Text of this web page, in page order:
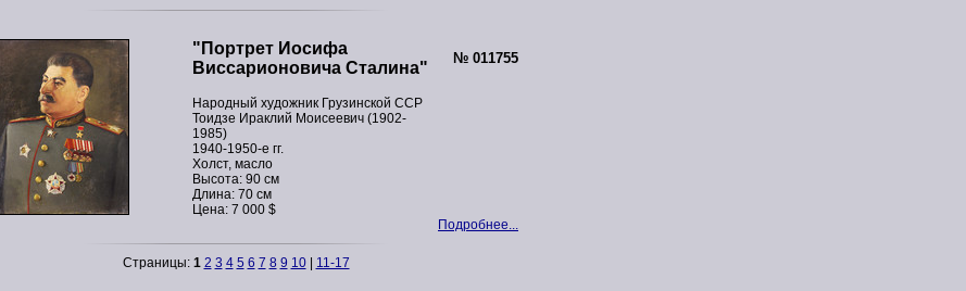
"Портрет Иосифа
Виссарионовича Сталина"
№ 011755
Народный художник Грузинской ССР
Тоидзе Ираклий Моисеевич (1902-
1985)
1940-1950-е гг.
Холст, масло
Высота: 90 см
Длина: 70 см
Цена: 7 000 $
Подробнее...
Страницы: 1 2 3 4 5 6 7 8 9 10| 11-17